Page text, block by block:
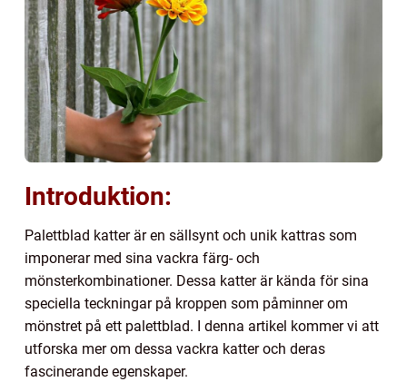
Introduktion:
Palettblad katter är en sällsynt och unik kattras som
imponerar med sina vackra färg- och
mönsterkombinationer. Dessa katter är kända för sina
speciella teckningar på kroppen som påminner om
mönstret på ett palettblad. I denna artikel kommer vi att
utforska mer om dessa vackra katter och deras
fascinerande egenskaper.